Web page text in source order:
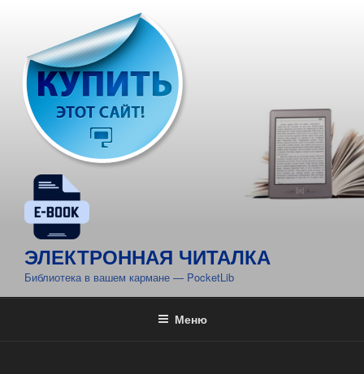
содержимому
ЭЛЕКТРОННАЯ ЧИТАЛКА
Библиотека в вашем кармане — PocketLib
Меню